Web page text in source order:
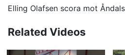
Elling Olafsen scora mot
Related Videos